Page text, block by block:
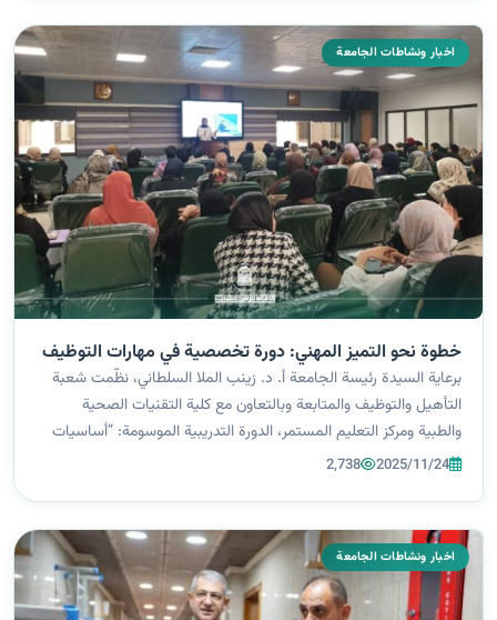
اخبار ونشاطات الجامعة
خطوة نحو التميز المهني: دورة تخصصية في مهارات التوظيف
برعاية السيدة رئيسة الجامعة أ. د. زينب الملا السلطاني، نظّمت شعبة
التأهيل والتوظيف والمتابعة وبالتعاون مع كلية التقنيات الصحية
والطبية ومركز التعليم المستمر، الدورة التدريبية الموسومة: “أساسيات
البحث عن عمل: من الخطاب التعريفي إلى السيرة الذاتية الاحترافية”
2025/11/24
2,738
اخبار ونشاطات الجامعة